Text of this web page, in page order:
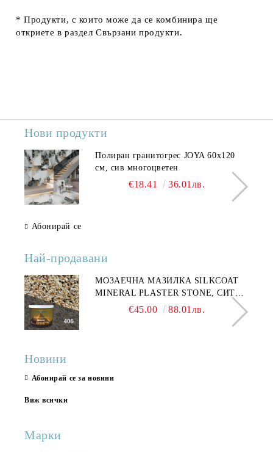
* Продукти, с които може да се комбинира ще
откриете в разделСвързани продукти.
Нови продукти
Полиран гранитогрес JOYA 60x120
см, сив многоцветен
€18.41 36.01лв.
Абонирай се
Най-продавани
МОЗАЕЧНА МАЗИЛКА SILKCOAT
MINERAL PLASTER STONE, СИТЕН
КАМЪК 406 25КГ
€45.00 88.01лв.
Новини
Абонирай се за новини
Виж всички
Марки